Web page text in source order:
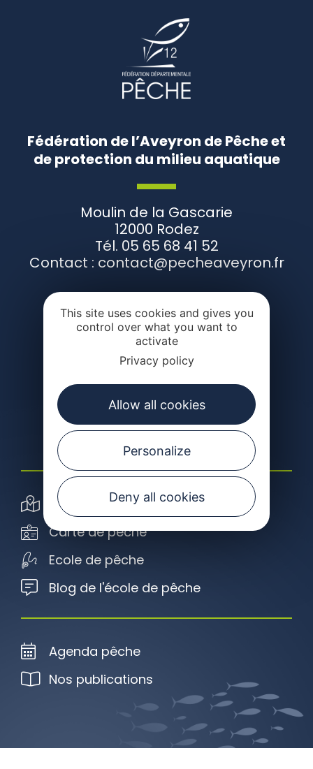
Fédération de l’Aveyron de Pêche et
de protection du milieu aquatique
Moulin de la Gascarie
12000 Rodez
Tél. 05 65 68 41 52
Contact : contact@pecheaveyron.fr
CONTACTEZ-NOUS
Suivez-nous
Carte interactive
Carte de pêche
Ecole de pêche
Blog de l'école de pêche
Agenda pêche
Nos publications
This site uses cookies and gives you
control over what you want to
activate
Privacy policy
Allow all cookies
Personalize
Deny all cookies